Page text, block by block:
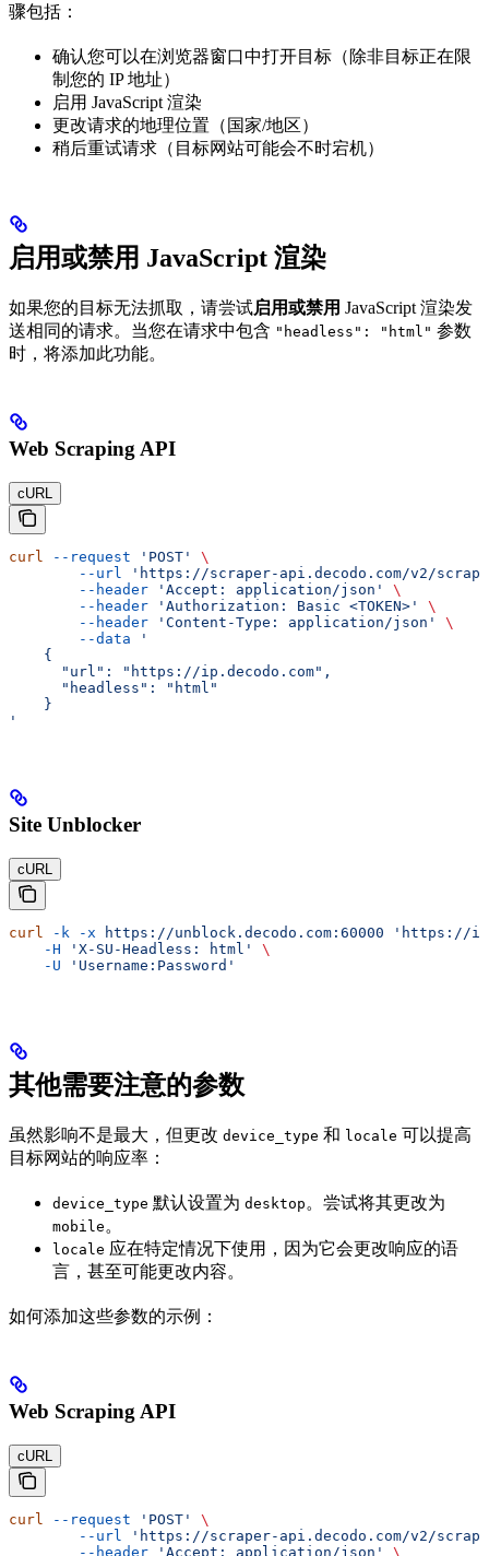
骤包括：
确认您可以在浏览器窗口中打开目标（除非目标正在限
制您的 IP 地址）
启用 JavaScript 渲染
更改请求的地理位置（国家/地区）
稍后重试请求（目标网站可能会不时宕机）
启用或禁用 JavaScript 渲染
如果您的目标无法抓取，请尝试启用或禁用 JavaScript 渲染发
送相同的请求。当您在请求中包含 "headless": "html" 参数
时，将添加此功能。
Web Scraping API
cURL
curl --request 'POST'
\
        --url
'https://scraper-api.decodo.com/v2/
        --header
'Accept: application/json'
\
        --header
'Authorization: Basic <TOKEN>'
\
        --header
'Content-Type: application/json'
\
        --data
'
    {
      "url": "https://ip.decodo.com",
      "headless": "html"
    }
'
Site Unblocker
cURL
curl -k -x https://unblock.decodo.com:60000 'https://
    -H
'X-SU-Headless: html'
\
    -U
'Username:Password'
其他需要注意的参数
虽然影响不是最大，但更改 device_type 和 locale 可以提高
目标网站的响应率：
device_type 默认设置为 desktop。尝试将其更改为
mobile。
locale 应在特定情况下使用，因为它会更改响应的语
言，甚至可能更改内容。
如何添加这些参数的示例：
Web Scraping API
cURL
curl --request 'POST'
\
        --url
'https://scraper-api.decodo.com/v2/
        --header
'Accept: application/json' \